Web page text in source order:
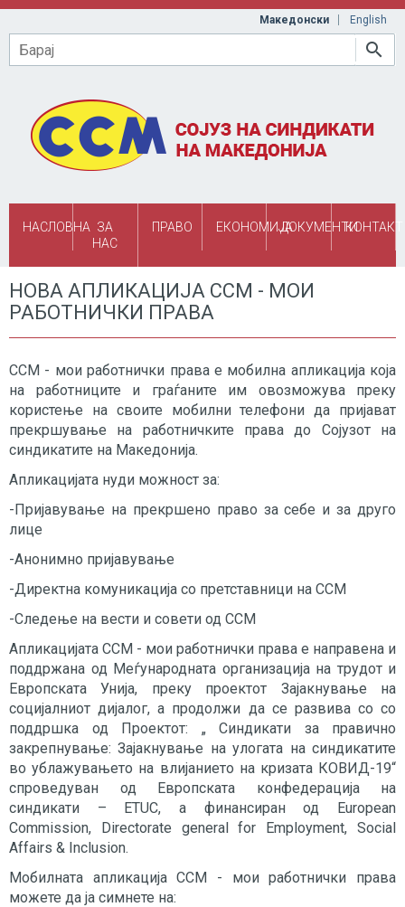
Skip to main content
Македонски English
Барај
НАСЛОВНА ЗА
НАС
ПРАВО ЕКОНОМИЈАДОКУМЕНТИКОНТАКТ
НОВА АПЛИКАЦИЈА ССМ - МОИ
РАБОТНИЧКИ ПРАВА
ССМ - мои работнички права е мобилна апликација која
на работниците и граѓаните им овозможува преку
користење на своите мобилни телефони да пријават
прекршување на работничките права до Сојузот на
синдикатите на Македонија.
Апликацијата нуди можност за:
-Пријавување на прекршено право за себе и за друго
лице
-Анонимно пријавување
-Директна комуникација со претставници на ССМ
-Следење на вести и совети од ССМ
Апликацијата ССМ - мои работнички права е направена и
поддржана од Меѓународната организација на трудот и
Европската Унија, преку проектот Зајакнување на
социјалниот дијалог, а продолжи да се развива со со
поддршка од Проектот: „ Синдикати за правично
закрепнување: Зајакнување на улогата на синдикатите
во ублажувањето на влијанието на кризата КОВИД-19“
спроведуван од Европската конфедерација на
синдикати – ETUC, а финансиран од European
Commission, Directorate general for Employment, Social
Affairs & Inclusion.
Мобилната апликација ССМ - мои работнички права
можете да ја симнете на: